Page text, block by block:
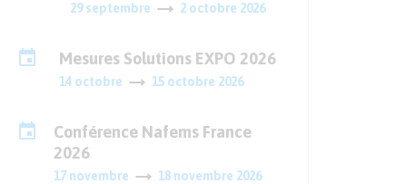
29 septembre 2 octobre 2026
Mesures Solutions EXPO 2026
14 octobre 15 octobre 2026
Conférence Nafems France
2026
17 novembre 18 novembre 2026